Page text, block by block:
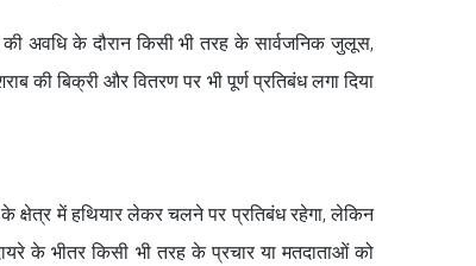
अवधि के दौरान किसी भी तरह के सार्वजनिक जुलूस,
की बिक्री और वितरण पर भी पूर्ण प्रतिबंध लगा दिया
में हथियार लेकर चलने पर प्रतिबंध रहेगा, लेकिन
के भीतर किसी भी तरह के प्रचार या मतदाताओं को